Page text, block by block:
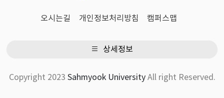
오시는길 개인정보처리방침 캠퍼스맵
상세정보
Copyright 2023 Sahmyook UniversityAll right Reserved.